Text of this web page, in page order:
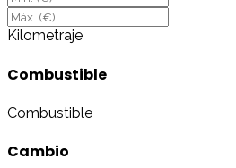
Kilometraje
Combustible
Combustible
Cambio